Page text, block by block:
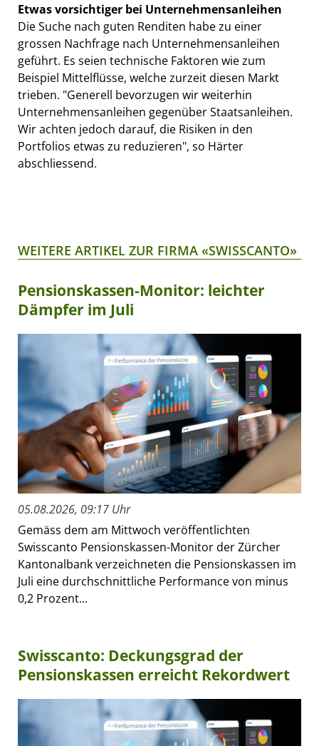
Etwas vorsichtiger bei Unternehmensanleihen
Die Suche nach guten Renditen habe zu einer
grossen Nachfrage nach Unternehmensanleihen
geführt. Es seien technische Faktoren wie zum
Beispiel Mittelflüsse, welche zurzeit diesen Markt
trieben. "Generell bevorzugen wir weiterhin
Unternehmensanleihen gegenüber Staatsanleihen.
Wir achten jedoch darauf, die Risiken in den
Portfolios etwas zu reduzieren", so Härter
abschliessend.
WEITERE ARTIKEL ZUR FIRMA «SWISSCANTO»
Pensionskassen-Monitor: leichter
Dämpfer im Juli
05.08.2026, 09:17 Uhr
Gemäss dem am Mittwoch veröffentlichten
Swisscanto Pensionskassen-Monitor der Zürcher
Kantonalbank verzeichneten die Pensionskassen im
Juli eine durchschnittliche Performance von minus
0,2 Prozent...
Swisscanto: Deckungsgrad der
Pensionskassen erreicht Rekordwert